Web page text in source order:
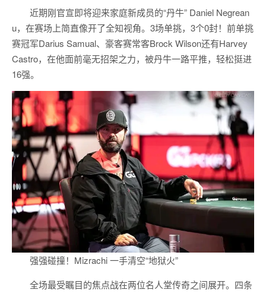
近期刚官宣即将迎来家庭新成员的“丹牛” Daniel Negrean
u，在赛场上简直像开了全知视角。3场单挑，3个0封！前单挑
赛冠军Darius Samual、豪客赛常客Brock Wilson还有Harvey
Castro，在他面前毫无招架之力，被丹牛一路平推，轻松挺进
16强。
强强碰撞！Mizrachi 一手清空“地狱火”
全场最受瞩目的焦点战在两位名人堂传奇之间展开。四条